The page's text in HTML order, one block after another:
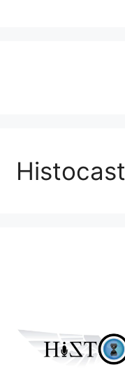
Histocast